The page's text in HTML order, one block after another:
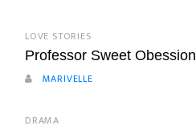
LOVE STORIES
Professor Sweet Obession
MARIVELLE
DRAMA